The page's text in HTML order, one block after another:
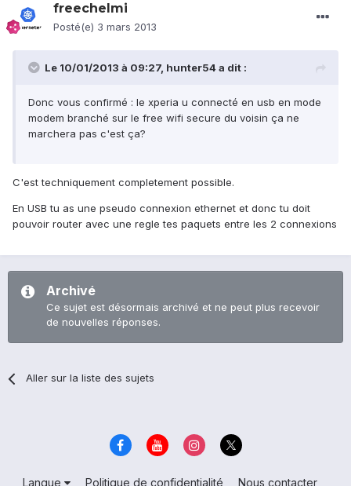
freechelmi
Posté(e) 3 mars 2013
Le 10/01/2013 à 09:27, hunter54 a dit :
Donc vous confirmé : le xperia u connecté en usb en mode
modem branché sur le free wifi secure du voisin ça ne
marchera pas c'est ça?
C'est techniquement completement possible.
En USB tu as une pseudo connexion ethernet et donc tu doit
pouvoir router avec une regle tes paquets entre les 2 connexions
Archivé
Ce sujet est désormais archivé et ne peut plus recevoir
de nouvelles réponses.
Aller sur la liste des sujets
Langue Politique de confidentialité Nous contacter